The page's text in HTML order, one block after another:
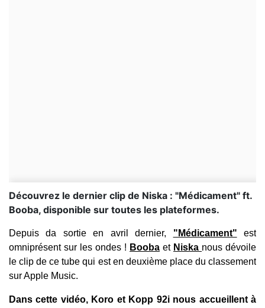
Découvrez le dernier clip de Niska : "Médicament" ft.
Booba, disponible sur toutes les plateformes.
Depuis da sortie en avril dernier, "Médicament" est
omniprésent sur les ondes ! Booba et Niska nous dévoile
le clip de ce tube qui est en deuxième place du classement
sur Apple Music.
Dans cette vidéo, Koro et Kopp 92i nous accueillent à